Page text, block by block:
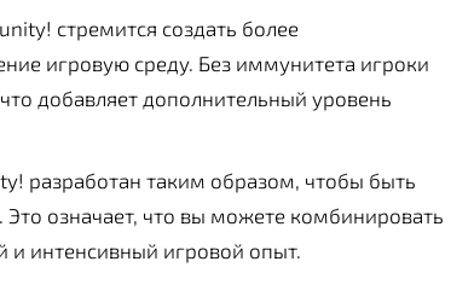
стремится создать более
игровую среду. Без иммунитета игроки
добавляет дополнительный уровень
разработан таким образом, чтобы быть
означает, что вы можете комбинировать
и интенсивный игровой опыт.